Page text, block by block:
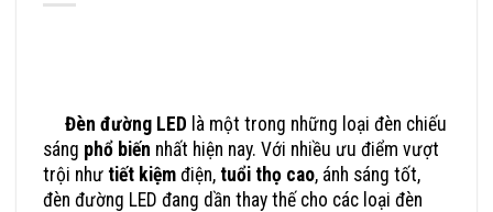
Đèn đường LED là một trong những loại đèn chiếu
sáng phổ biến nhất hiện nay. Với nhiều ưu điểm vượt
trội như tiết kiệm điện, tuổi thọ cao, ánh sáng tốt,
đèn đường LED đang dần thay thế cho các loại đèn